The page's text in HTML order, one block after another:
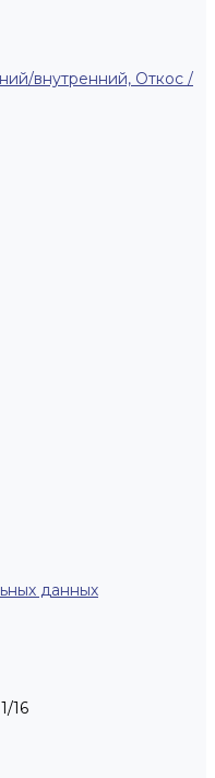
внутренний, Откос /
данных
16